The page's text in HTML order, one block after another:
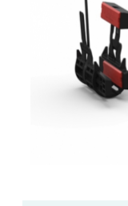
TOUS LES
GUIDE : CHOIX
INSPIRATIONS
AMBIANCE
MIROIR SUR